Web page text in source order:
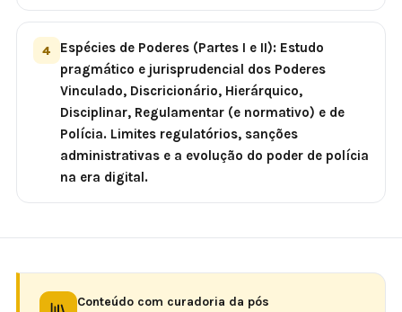
4
Espécies de Poderes (Partes I e II): Estudo
pragmático e jurisprudencial dos Poderes
Vinculado, Discricionário, Hierárquico,
Disciplinar, Regulamentar (e normativo) e de
Polícia. Limites regulatórios, sanções
administrativas e a evolução do poder de polícia
na era digital.
Conteúdo com curadoria da pós